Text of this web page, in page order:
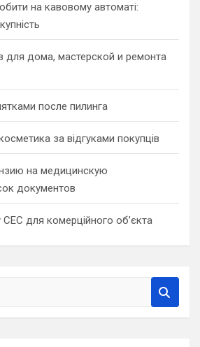
на кавовому автоматі:
для дома, мастерской и ремонта
после пилинга
за відгуками покупців
на медицинскую
документов
СЕС для комерційного об’єкта